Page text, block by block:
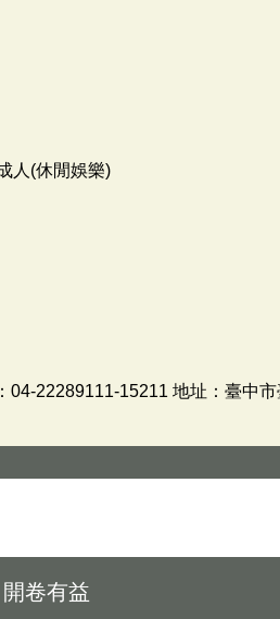
人(休閒娛樂)
22289111-15211 地址：臺中
開卷有益